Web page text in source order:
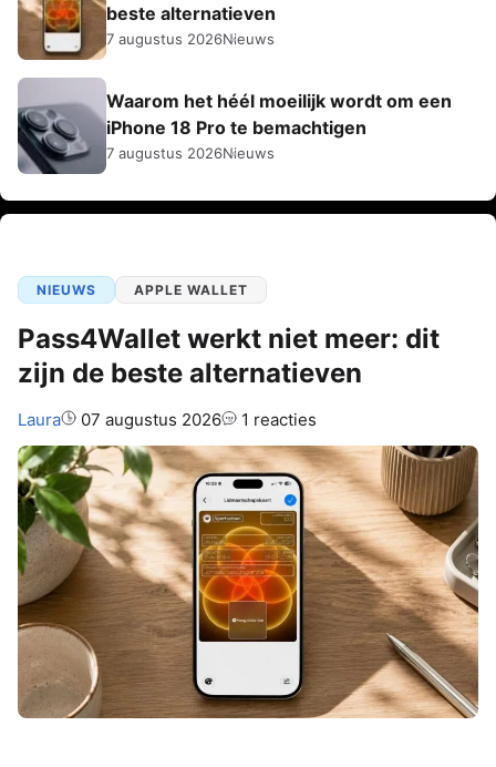
beste alternatieven
7 augustus 2026Nieuws
Waarom het héél moeilijk wordt om een
iPhone 18 Pro te bemachtigen
7 augustus 2026Nieuws
NIEUWS APPLE WALLET
Pass4Wallet werkt niet meer: dit
zijn de beste alternatieven
Auteur:
Laura 07 augustus 2026 1 reacties